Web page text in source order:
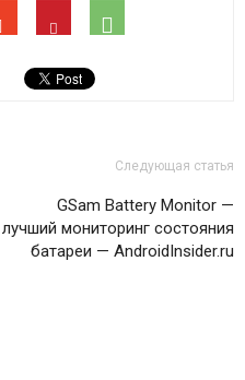
Следующая статья
GSam Battery Monitor —
лучший мониторинг состояния
батареи — AndroidInsider.ru